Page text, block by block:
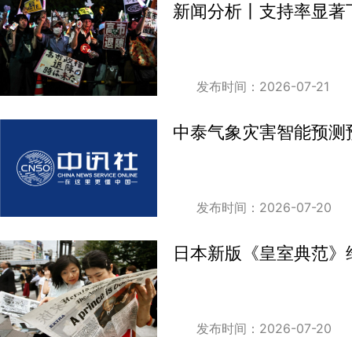
新闻分析丨支持率显著
发布时间：2026-07-21
中泰气象灾害智能预
发布时间：2026-07-20
日本新版《皇室典范
发布时间：2026-07-20